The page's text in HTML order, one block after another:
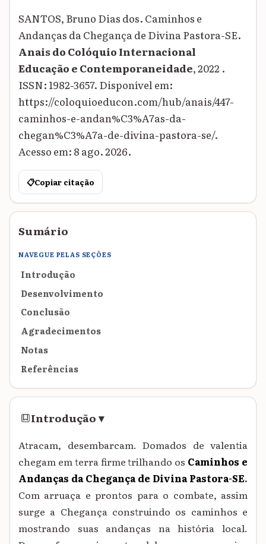
SANTOS, Bruno Dias dos. Caminhos e
Andanças da Chegança de Divina Pastora-SE.
Anais do Colóquio Internacional
Educação e Contemporaneidade, 2022 .
ISSN: 1982-3657. Disponível em:
https://coloquioeducon.com/hub/anais/447-
caminhos-e-andan%C3%A7as-da-
chegan%C3%A7a-de-divina-pastora-se/.
Acesso em: 8 ago. 2026.
📋Copiar citação
Sumário
NAVEGUE PELAS SEÇÕES
Introdução
Desenvolvimento
Conclusão
Agradecimentos
Notas
Referências
Introdução▾
Atracam, desembarcam. Domados de valentia
chegam em terra firme trilhando os Caminhos e
Andanças da Chegança de Divina Pastora-SE.
Com arruaça e prontos para o combate, assim
surge a Chegança construindo os caminhos e
mostrando suas andanças na história local.